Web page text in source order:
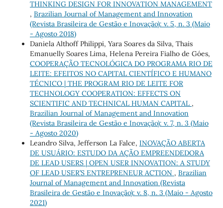
THINKING DESIGN FOR INNOVATION MANAGEMENT
, Brazilian Journal of Management and Innovation
(Revista Brasileira de Gestão e Inovação): v. 5, n. 3 (Maio
- Agosto 2018)
Daniela Althoff Philippi, Yara Soares da Silva, Thais
Emanuelly Soares Lima, Helena Pereira Fialho de Góes,
COOPERAÇÃO TECNOLÓGICA DO PROGRAMA RIO DE
LEITE: EFEITOS NO CAPITAL CIENTÍFICO E HUMANO
TÉCNICO | THE PROGRAM RIO DE LEITE FOR
TECHNOLOGY COOPERATION: EFFECTS ON
SCIENTIFIC AND TECHNICAL HUMAN CAPITAL ,
Brazilian Journal of Management and Innovation
(Revista Brasileira de Gestão e Inovação): v. 7, n. 3 (Maio
- Agosto 2020)
Leandro Silva, Jefferson La Falce, INOVAÇÃO ABERTA
DE USUÁRIO: ESTUDO DA AÇÃO EMPREENDEDORA
DE LEAD USERS | OPEN USER INNOVATION: A STUDY
OF LEAD USER’S ENTREPRENEUR ACTION , Brazilian
Journal of Management and Innovation (Revista
Brasileira de Gestão e Inovação): v. 8, n. 3 (Maio - Agosto
2021)